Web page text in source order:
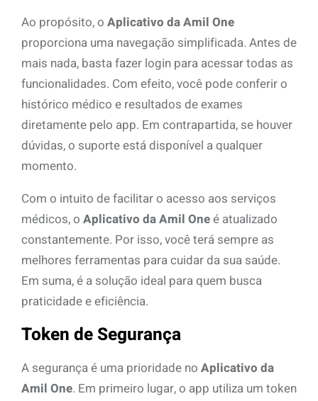
Ao propósito, o Aplicativo da Amil One
proporciona uma navegação simplificada. Antes de
mais nada, basta fazer login para acessar todas as
funcionalidades. Com efeito, você pode conferir o
histórico médico e resultados de exames
diretamente pelo app. Em contrapartida, se houver
dúvidas, o suporte está disponível a qualquer
momento.
Com o intuito de facilitar o acesso aos serviços
médicos, o Aplicativo da Amil Oneé atualizado
constantemente. Por isso, você terá sempre as
melhores ferramentas para cuidar da sua saúde.
Em suma, é a solução ideal para quem busca
praticidade e eficiência.
Token de Segurança
A segurança é uma prioridade no Aplicativo da
Amil One. Em primeiro lugar, o app utiliza um token